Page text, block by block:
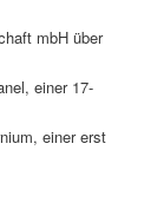
mbH über
einer 17-
einer erst